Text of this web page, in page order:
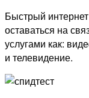
Быстрый
оставаться на
услугами как:
и телевидение.